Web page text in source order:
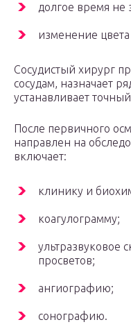
долгое время
изменение
Сосудистый хирург
сосудам, назначает
устанавливает
После первичного
направлен на
включает:
клинику и
коагулограмму;
ультразвуковое
просветов;
ангиографию;
сонографию.